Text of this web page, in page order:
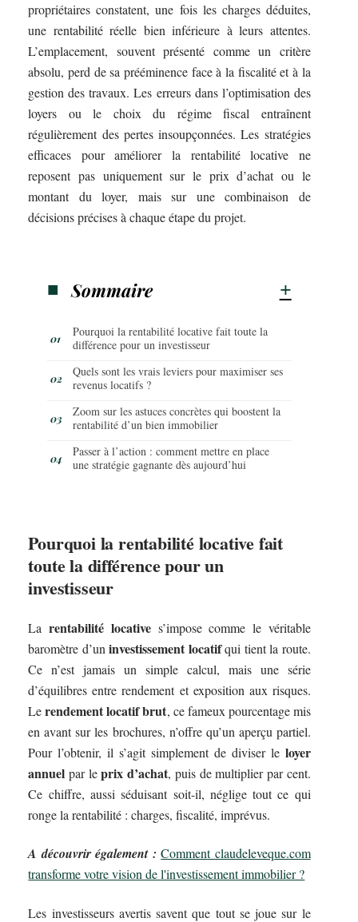
propriétaires constatent, une fois les charges déduites,
une rentabilité réelle bien inférieure à leurs attentes.
L’emplacement, souvent présenté comme un critère
absolu, perd de sa prééminence face à la fiscalité et à la
gestion des travaux. Les erreurs dans l’optimisation des
loyers ou le choix du régime fiscal entraînent
régulièrement des pertes insoupçonnées. Les stratégies
efficaces pour améliorer la rentabilité locative ne
reposent pas uniquement sur le prix d’achat ou le
montant du loyer, mais sur une combinaison de
décisions précises à chaque étape du projet.
Sommaire
Pourquoi la rentabilité locative fait toute la
différence pour un investisseur
Quels sont les vrais leviers pour maximiser ses
revenus locatifs ?
Zoom sur les astuces concrètes qui boostent la
rentabilité d’un bien immobilier
Passer à l’action : comment mettre en place
une stratégie gagnante dès aujourd’hui
Pourquoi la rentabilité locative fait
toute la différence pour un
investisseur
Larentabilité locatives’impose comme le véritable
baromètre d’uninvestissement locatifqui tient la route.
Ce n’est jamais un simple calcul, mais une série
d’équilibres entre rendement et exposition aux risques.
Lerendement locatif brut, ce fameux pourcentage mis
en avant sur les brochures, n’offre qu’un aperçu partiel.
Pour l’obtenir, il s’agit simplement de diviser le loyer
annuel par leprix d’achat, puis de multiplier par cent.
Ce chiffre, aussi séduisant soit-il, néglige tout ce qui
ronge la rentabilité : charges, fiscalité, imprévus.
A découvrir également : Comment claudeleveque.com
transforme votre vision de l'investissement immobilier ?
Les investisseurs avertis savent que tout se joue sur le